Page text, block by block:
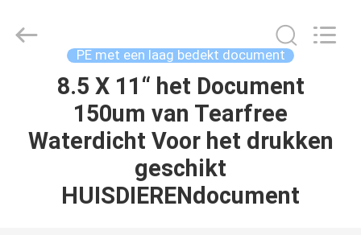
THUIS
PRODUCTEN
BMPAPER
CO.,LTD.
PE met een laag bedekt document
8.5 X 11“ het Document
150um van Tearfree
Waterdicht Voor het drukken
geschikt
HUISDIERENdocument